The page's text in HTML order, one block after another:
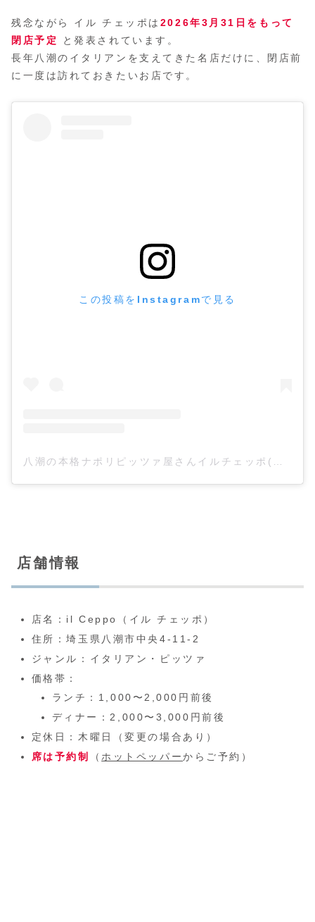
残念ながら イル チェッポは 2026年3月31日をもって
閉店予定
と発表されています。
長年八潮のイタリアンを支えてきた名店だけに、閉店前
に一度は訪れておきたいお店です。
この投稿をInstagramで見る
店舗情報
店名：il Ceppo（イル チェッポ）
住所：埼玉県八潮市中央4-11-2
ジャンル：イタリアン・ピッツァ
価格帯：
ランチ：1,000〜2,000円前後
ディナー：2,000〜3,000円前後
定休日：木曜日（変更の場合あり）
席は予約制
（ ホットペッパーからご予約）